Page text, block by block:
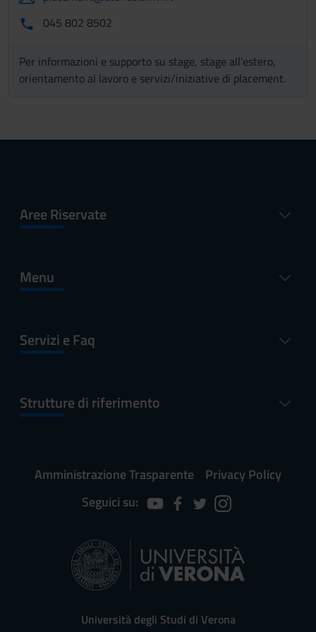
045 802 8502
Per informazioni e supporto su stage, stage all'estero,
orientamento al lavoro e servizi/iniziative di placement.
Aree Riservate
Menu
Servizi e Faq
Strutture di riferimento
Amministrazione Trasparente
Privacy Policy
Seguici su:
Università degli Studi di Verona